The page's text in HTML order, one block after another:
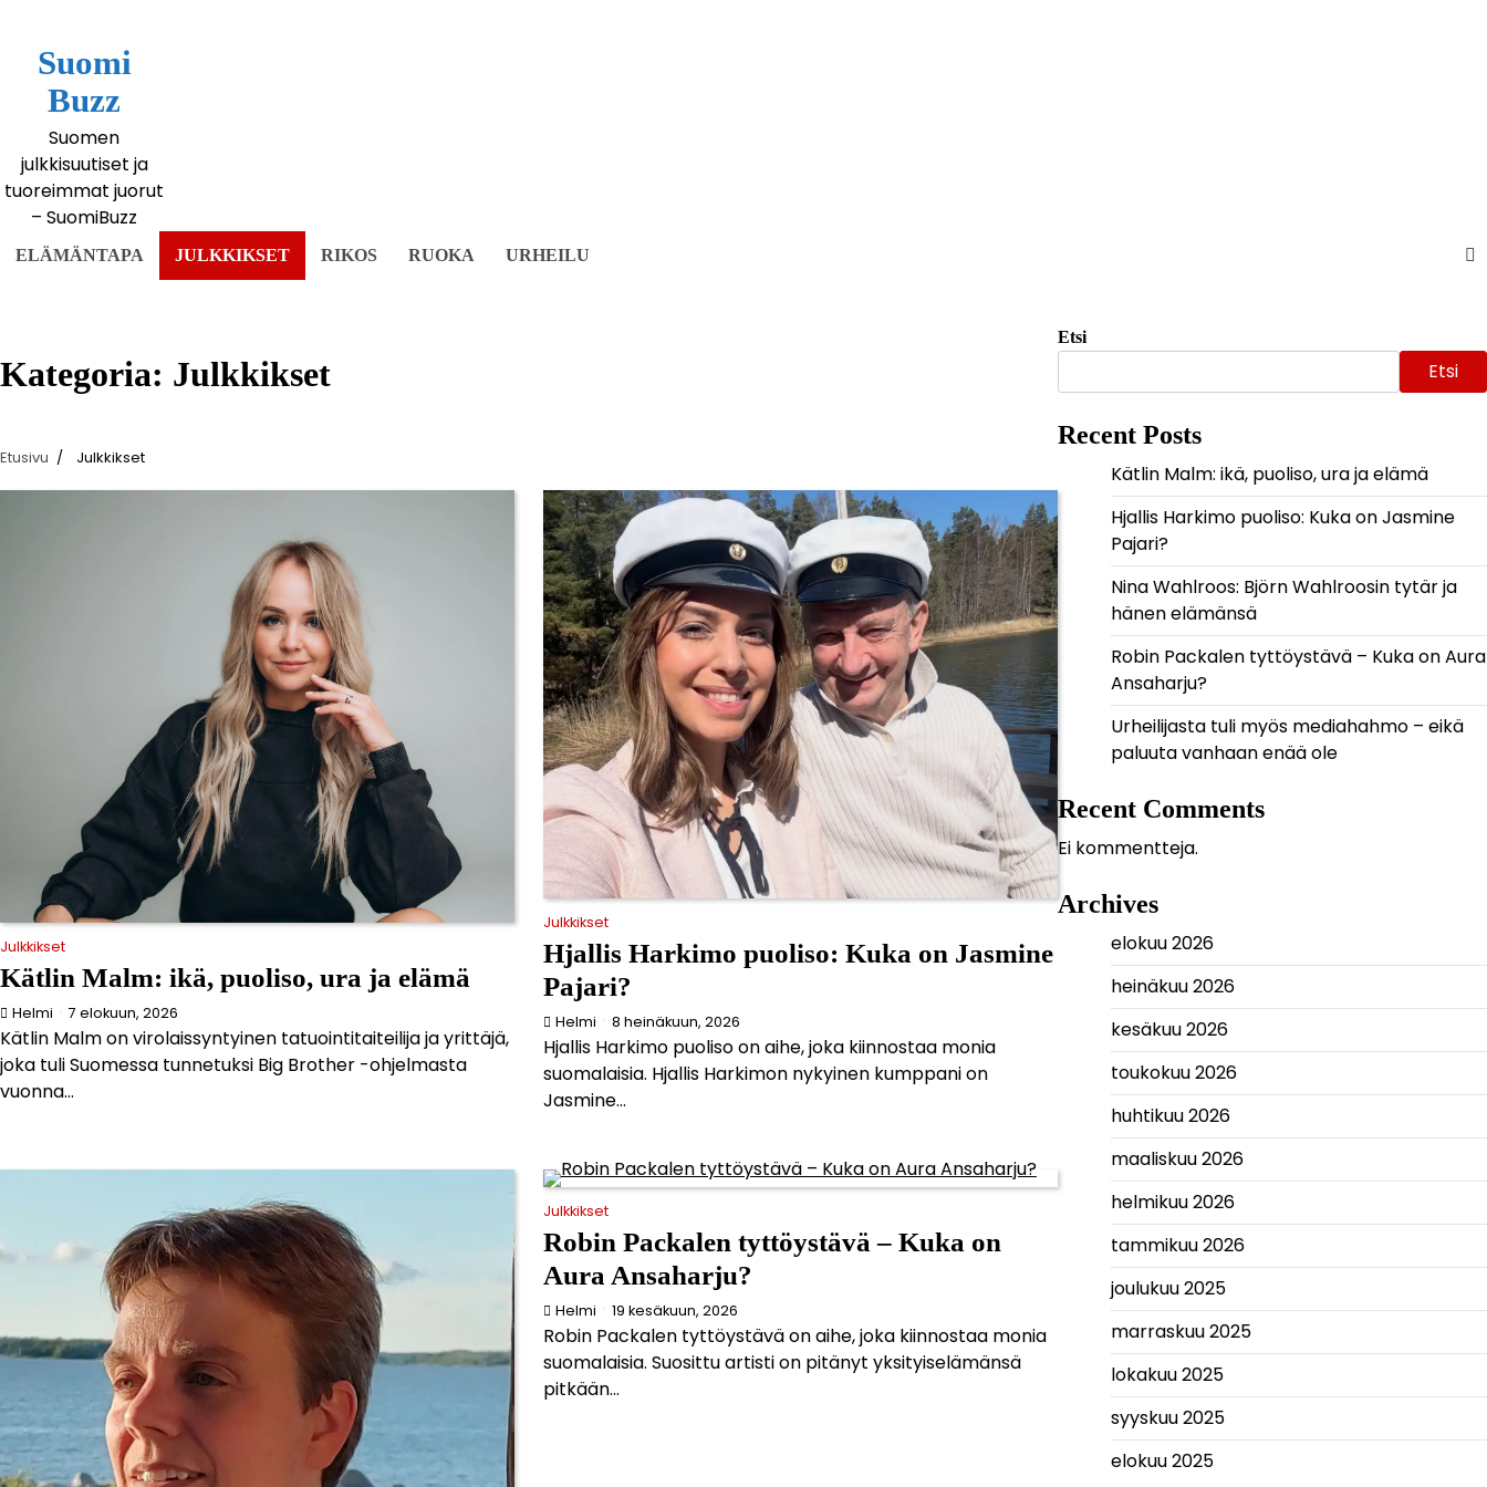
Suomi
Buzz
Suomen
julkkisuutiset ja
tuoreimmat juorut
– SuomiBuzz
ELÄMÄNTAPA JULKKIKSET RIKOS RUOKA URHEILU
Kategoria: Julkkikset
Etusivu Julkkikset
Julkkikset
Kätlin Malm: ikä, puoliso, ura ja elämä
Helmi 7 elokuun, 2026
Kätlin Malm on virolaissyntyinen tatuointitaiteilija ja yrittäjä,
joka tuli Suomessa tunnetuksi Big Brother -ohjelmasta
vuonna...
Julkkikset
Hjallis Harkimo puoliso: Kuka on Jasmine
Pajari?
Helmi 8 heinäkuun, 2026
Hjallis Harkimo puoliso on aihe, joka kiinnostaa monia
suomalaisia. Hjallis Harkimon nykyinen kumppani on
Jasmine...
Julkkikset
Robin Packalen tyttöystävä – Kuka on
Aura Ansaharju?
Helmi 19 kesäkuun, 2026
Robin Packalen tyttöystävä on aihe, joka kiinnostaa monia
suomalaisia. Suosittu artisti on pitänyt yksityiselämänsä
pitkään...
Etsi
Etsi
Recent Posts
Kätlin Malm: ikä, puoliso, ura ja elämä
Hjallis Harkimo puoliso: Kuka on Jasmine
Pajari?
Nina Wahlroos: Björn Wahlroosin tytär ja
hänen elämänsä
Robin Packalen tyttöystävä – Kuka on Aura
Ansaharju?
Urheilijasta tuli myös mediahahmo – eikä
paluuta vanhaan enää ole
Recent Comments
Ei kommentteja.
Archives
elokuu 2026
heinäkuu 2026
kesäkuu 2026
toukokuu 2026
huhtikuu 2026
maaliskuu 2026
helmikuu 2026
tammikuu 2026
joulukuu 2025
marraskuu 2025
lokakuu 2025
syyskuu 2025
elokuu 2025